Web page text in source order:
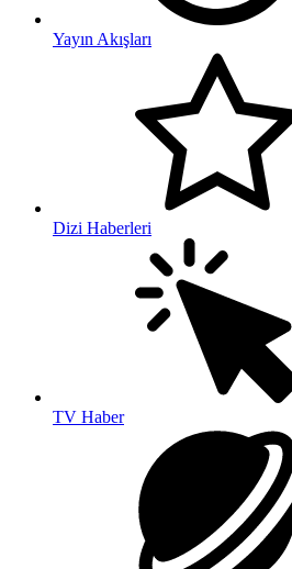
Yayın Akışları
Dizi Haberleri
TV Haber